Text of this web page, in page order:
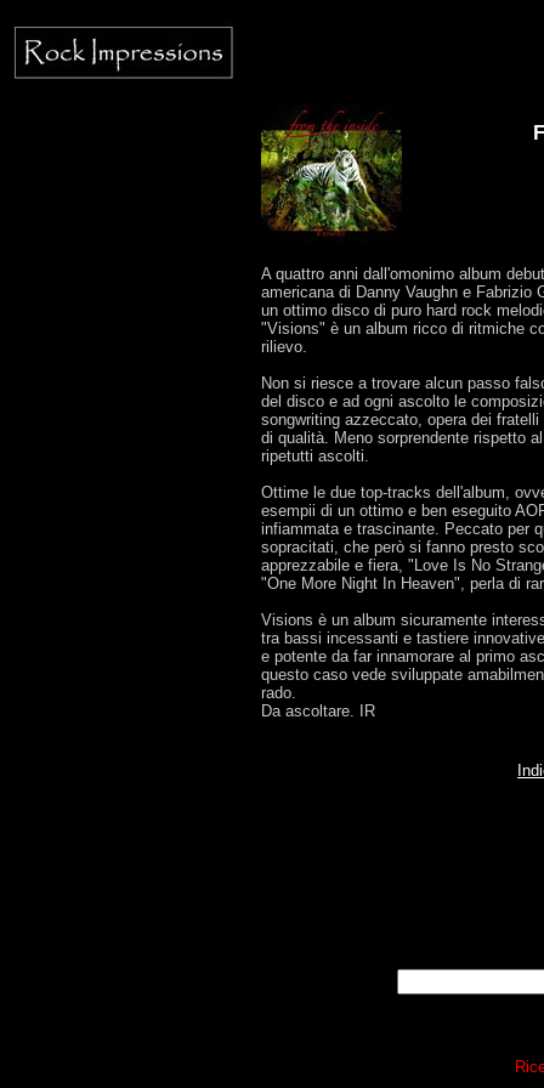
A quattro anni dall'omonimo album
americana di Danny Vaughn e Fabrizio
un ottimo disco di puro hard rock
"Visions" è un album ricco di ritmiche
rilievo.
Non si riesce a trovare alcun passo
del disco e ad ogni ascolto le
songwriting azzeccato, opera dei
di qualità. Meno sorprendente rispetto
ripetutti ascolti.
Ottime le due top-tracks dell'album,
esempii di un ottimo e ben eseguito
infiammata e trascinante. Peccato per
sopracitati, che però si fanno presto
apprezzabile e fiera, "Love Is No
"One More Night In Heaven", perla di
Visions è un album sicuramente
tra bassi incessanti e tastiere
e potente da far innamorare al primo
questo caso vede sviluppate
rado.
Da ascoltare. IR